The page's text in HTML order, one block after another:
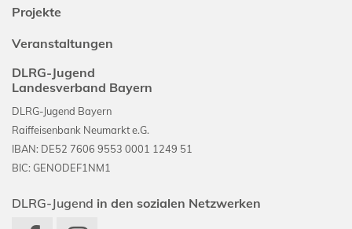
Projekte
Veranstaltungen
DLRG-Jugend
Landesverband Bayern
DLRG-Jugend Bayern
Raiffeisenbank Neumarkt e.G.
IBAN: DE52 7606 9553 0001 1249 51
BIC: GENODEF1NM1
DLRG-Jugend in den sozialen Netzwerken